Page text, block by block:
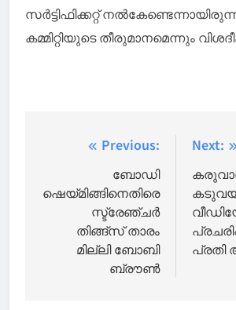
സര്‍ട്ടിഫിക്കറ്റ്
കമ്മിറ്റിയുടെ തീരുമാനമെന്നും
navigation
Previous:
ബോഡി
ഷെയ്‌മിങ്ങിനെതിരെ
സ്ട്രേഞ്ചർ
തിങ്ങ്സ് താരം
മില്ലി ബോബി
ബ്രൗൺ
Next:
പ്രതി